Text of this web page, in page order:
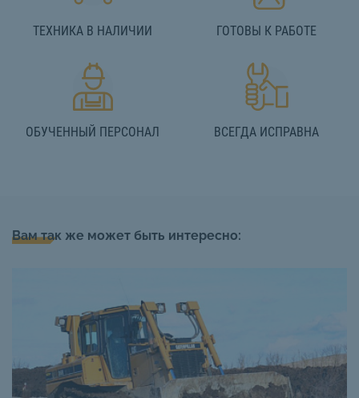
ТЕХНИКА В НАЛИЧИИ ГОТОВЫ К РАБОТЕ
ОБУЧЕННЫЙ ПЕРСОНАЛ ВСЕГДА ИСПРАВНА
Вам так же может быть интересно: